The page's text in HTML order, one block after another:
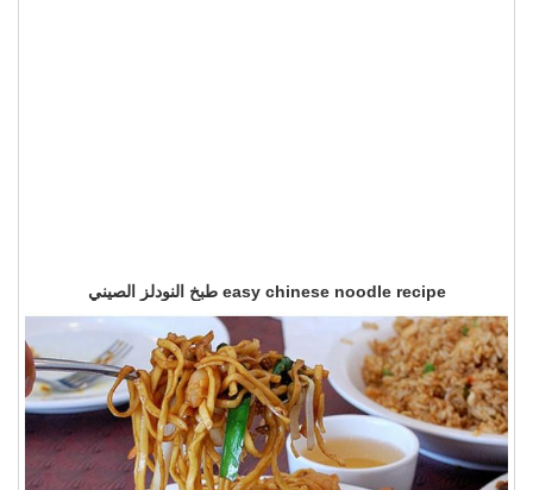
easy chinese noodle recipe طبخ النودلز الصيني